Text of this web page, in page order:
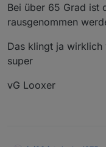
Bei über 65 Grad ist
rausgenommen
Das klingt ja
super
vG Looxer